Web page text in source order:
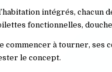
intégrés, chacun
fonctionnelles,
commencer à tourner,
le concept.